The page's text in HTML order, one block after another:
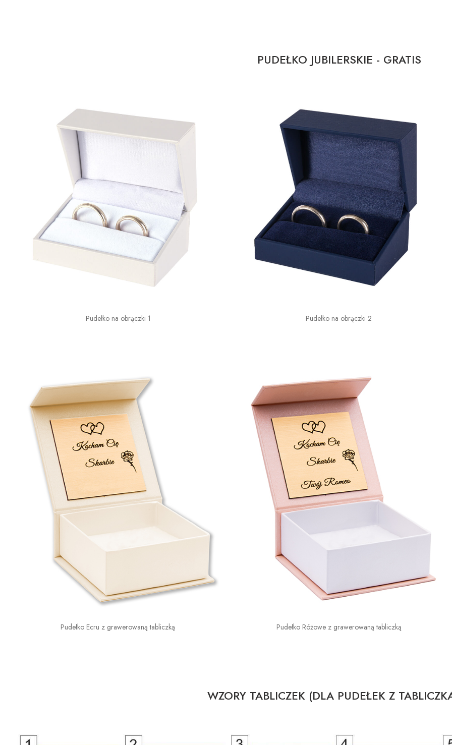
PUDEŁKO JUBILERSKIE - GRATIS
Pudełko na obrączki 1 Pudełko na obrączki 2
Pudełko Ecru z grawerowaną tabliczką Pudełko Różowe z grawerowaną tabliczką
WZORY TABLICZEK (DLA PUDEŁEK Z